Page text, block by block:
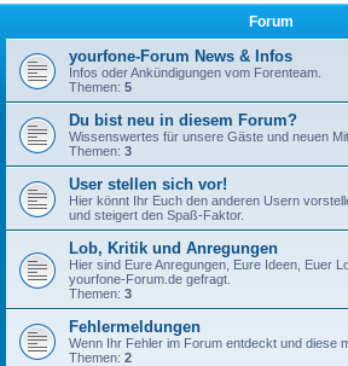
Forum
yourfone-Forum News & Infos
Infos oder Ankündigungen vom Forenteam.
Themen: 5
Du bist neu in diesem Forum?
Wissenswertes für unsere Gäste und neuen
Themen: 3
User stellen sich vor!
Hier könnt Ihr Euch den anderen Usern
und steigert den Spaß-Faktor.
Lob, Kritik und Anregungen
Hier sind Eure Anregungen, Eure Ideen, Euer
yourfone-Forum.de gefragt.
Themen: 3
Fehlermeldungen
Wenn Ihr Fehler im Forum entdeckt und diese
Themen: 2